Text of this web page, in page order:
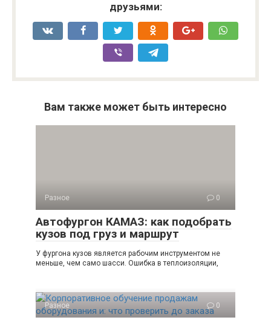
друзьями:
Вам также может быть интересно
Разное 0
Автофургон КАМАЗ: как подобрать
кузов под груз и маршрут
У фургона кузов является рабочим инструментом не
меньше, чем само шасси. Ошибка в теплоизоляции,
Разное 0